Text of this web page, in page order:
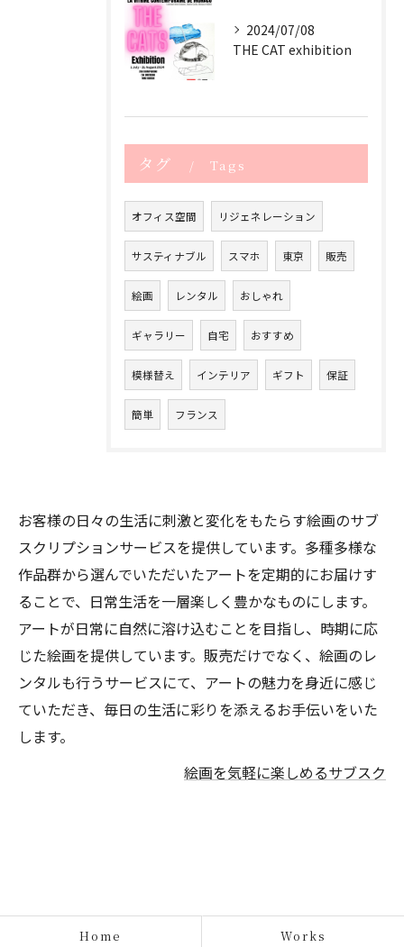
2024/07/08
THE CAT exhibition
タグ Tags
オフィス空間 リジェネレーション
サスティナブル スマホ 東京 販売
絵画 レンタル おしゃれ
ギャラリー 自宅 おすすめ
模様替え インテリア ギフト 保証
簡単 フランス
お客様の日々の生活に刺激と変化をもたらす絵画のサブ
スクリプションサービスを提供しています。多種多様な
作品群から選んでいただいたアートを定期的にお届けす
ることで、日常生活を一層楽しく豊かなものにします。
アートが日常に自然に溶け込むことを目指し、時期に応
じた絵画を提供しています。販売だけでなく、絵画のレ
ンタルも行うサービスにて、アートの魅力を身近に感じ
ていただき、毎日の生活に彩りを添えるお手伝いをいた
します。
絵画を気軽に楽しめるサブスク
Home Works